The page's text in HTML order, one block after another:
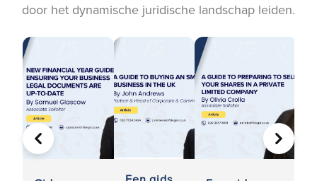
door het dynamische juridische landschap leiden.
VORIGE